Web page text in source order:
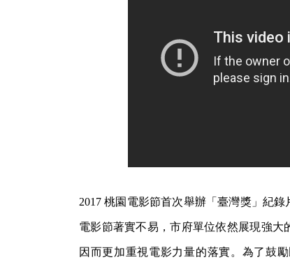
2017 桃園電影節首次舉辦「臺灣獎」紀
電影節著實不易，市府單位依然展現強大
因而更加重視電影力量的落實。為了鼓